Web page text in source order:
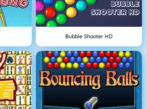
Bubble Shooter HD